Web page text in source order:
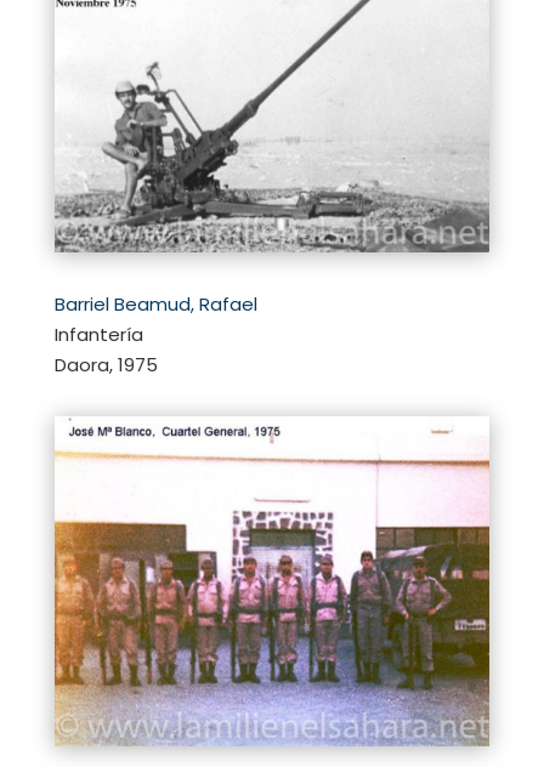
Barriel Beamud, Rafael
Infantería
Daora, 1975